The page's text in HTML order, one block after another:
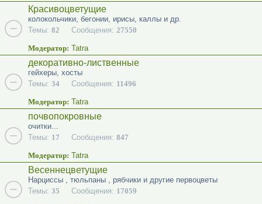
Красивоцветущие
колокольчики, бегонии, ирисы, каллы и др.
Темы: 82 Сообщения: 27550
Модератор: Tatra
декоративно-лиственные
гейхеры, хосты
Темы: 34 Сообщения: 11496
Модератор: Tatra
почвопокровные
очитки...
Темы: 17 Сообщения: 847
Модератор: Tatra
Весеннецветущие
Нарциссы , тюльпаны , рябчики и другие первоцветы
Темы: 35 Сообщения: 17059